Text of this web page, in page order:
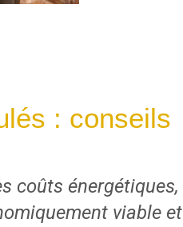
: conseils
coûts énergétiques,
viable et